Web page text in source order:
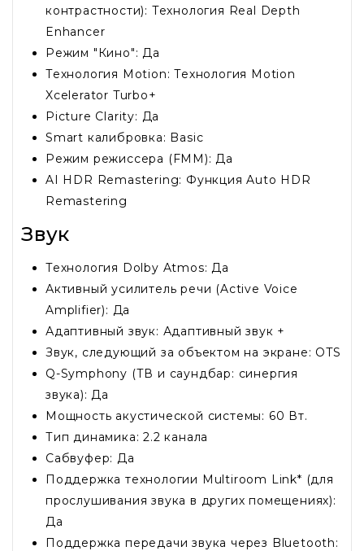
контрастности): Технология Real Depth
Enhancer
Режим "Кино": Да
Технология Motion: Технология Motion
Xcelerator Turbo+
Picture Clarity: Да
Smart калибровка: Basic
Режим режиссера (FMM): Да
AI HDR Remastering: Функция Auto HDR
Remastering
Звук
Технология Dolby Atmos: Да
Активный усилитель речи (Active Voice
Amplifier): Да
Адаптивный звук: Адаптивный звук +
Звук, следующий за объектом на экране: OTS
Q-Symphony (ТВ и саундбар: синергия
звука): Да
Мощность акустической системы: 60 Вт.
Тип динамика: 2.2 канала
Сабвуфер: Да
Поддержка технологии Multiroom Link* (для
прослушивания звука в других помещениях):
Да
Поддержка передачи звука через Bluetooth: